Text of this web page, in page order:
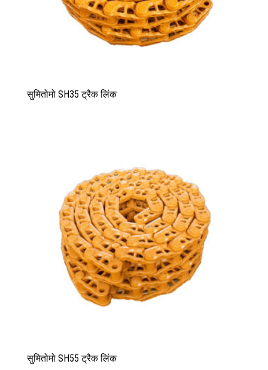
सुमितोमो SH35 ट्रैक लिंक
सुमितोमो SH55 ट्रैक लिंक